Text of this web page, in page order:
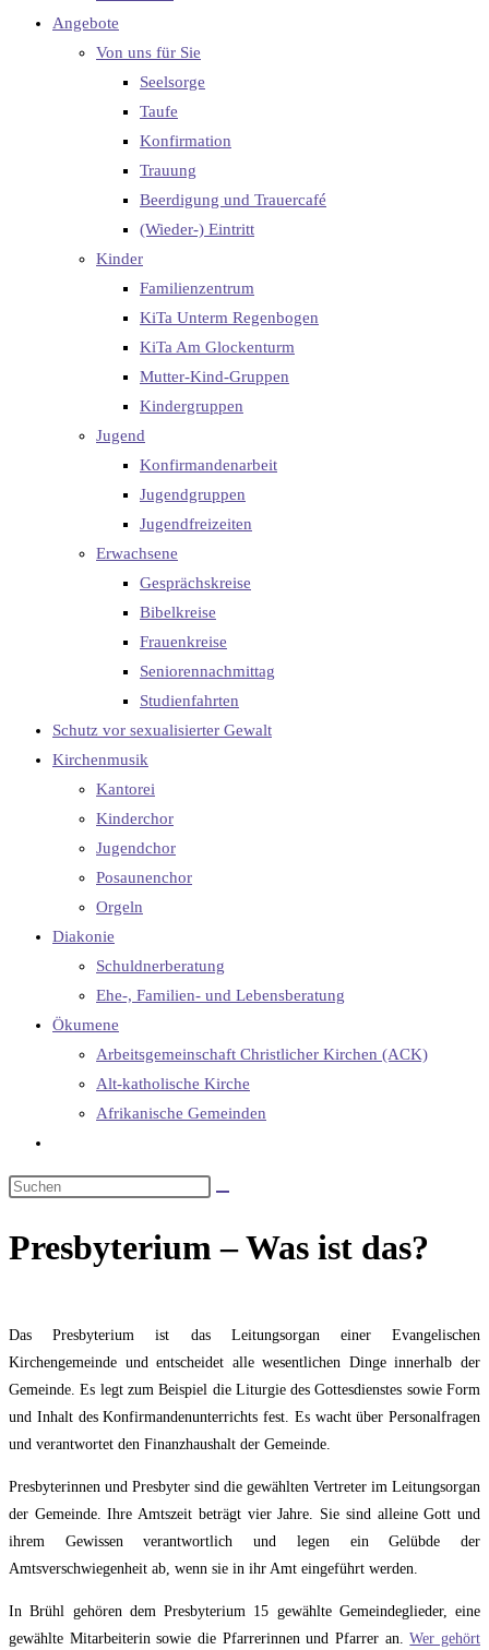
Angebote
Von uns für Sie
Seelsorge
Taufe
Konfirmation
Trauung
Beerdigung und Trauercafé
(Wieder-) Eintritt
Kinder
Familienzentrum
KiTa Unterm Regenbogen
KiTa Am Glockenturm
Mutter-Kind-Gruppen
Kindergruppen
Jugend
Konfirmandenarbeit
Jugendgruppen
Jugendfreizeiten
Erwachsene
Gesprächskreise
Bibelkreise
Frauenkreise
Seniorennachmittag
Studienfahrten
Schutz vor sexualisierter Gewalt
Kirchenmusik
Kantorei
Kinderchor
Jugendchor
Posaunenchor
Orgeln
Diakonie
Schuldnerberatung
Ehe-, Familien- und Lebensberatung
Ökumene
Arbeitsgemeinschaft Christlicher Kirchen (ACK)
Alt-katholische Kirche
Afrikanische Gemeinden
umschalten
Presbyterium – Was ist das?
Das Presbyterium ist das Leitungsorgan einer Evangelischen
Kirchengemeinde und entscheidet alle wesentlichen Dinge innerhalb der
Gemeinde. Es legt zum Beispiel die Liturgie des Gottesdienstes sowie Form
und Inhalt des Konfirmandenunterrichts fest. Es wacht über Personalfragen
und verantwortet den Finanzhaushalt der Gemeinde.
Presbyterinnen und Presbyter sind die gewählten Vertreter im Leitungsorgan
der Gemeinde. Ihre Amtszeit beträgt vier Jahre. Sie sind alleine Gott und
ihrem Gewissen verantwortlich und legen ein Gelübde der
Amtsverschwiegenheit ab, wenn sie in ihr Amt eingeführt werden.
In Brühl gehören dem Presbyterium 15 gewählte Gemeindeglieder, eine
gewählte Mitarbeiterin sowie die Pfarrerinnen und Pfarrer an.Wer gehört